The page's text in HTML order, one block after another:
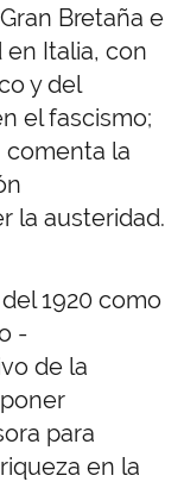
Bretaña e
en Italia, con
y del
el fascismo;
comenta la
la austeridad.
1920 como
-
de la
para
en la